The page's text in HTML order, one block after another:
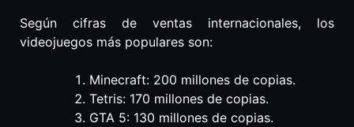
Según cifras de ventas internacionales, los
videojuegos más populares son:
Minecraft: 200 millones de copias.
Tetris: 170 millones de copias.
GTA 5: 130 millones de copias.